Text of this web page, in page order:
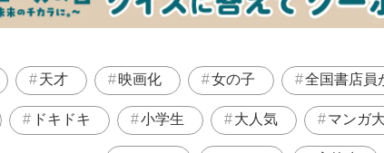
天才 映画化 女の子 全国書店員
ドキドキ 小学生 大人気 マンガ